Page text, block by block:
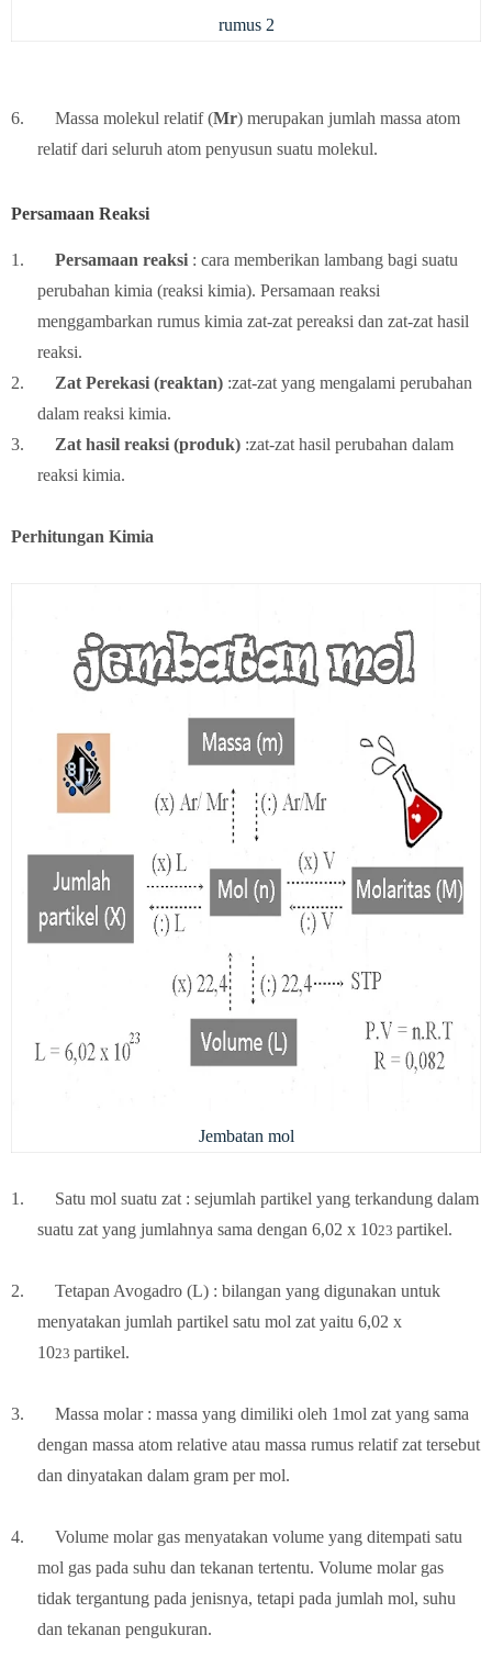
rumus 2
6. Massa molekul relatif (Mr) merupakan jumlah massa atom
relatif dari seluruh atom penyusun suatu molekul.
Persamaan Reaksi
1. Persamaan reaksi : cara memberikan lambang bagi suatu
perubahan kimia (reaksi kimia). Persamaan reaksi
menggambarkan rumus kimia zat-zat pereaksi dan zat-zat hasil
reaksi.
2.
Zat Perekasi (reaktan) :zat-zat yang mengalami perubahan
dalam reaksi kimia.
3.
Zat hasil reaksi (produk) :zat-zat hasil perubahan dalam
reaksi kimia.
Perhitungan Kimia
Jembatan mol
1.
Satu mol suatu zat : sejumlah partikel yang terkandung dalam
suatu zat yang jumlahnya sama dengan 6,02 x 1023 partikel.
2.
Tetapan Avogadro (L) : bilangan yang digunakan untuk
menyatakan jumlah partikel satu mol zat yaitu 6,02 x
1023 partikel.
3.
Massa molar : massa yang dimiliki oleh 1mol zat yang sama
dengan massa atom relative atau massa rumus relatif zat tersebut
dan dinyatakan dalam gram per mol.
4.
Volume molar gas menyatakan volume yang ditempati satu
mol gas pada suhu dan tekanan tertentu. Volume molar gas
tidak tergantung pada jenisnya, tetapi pada jumlah mol, suhu
dan tekanan pengukuran.